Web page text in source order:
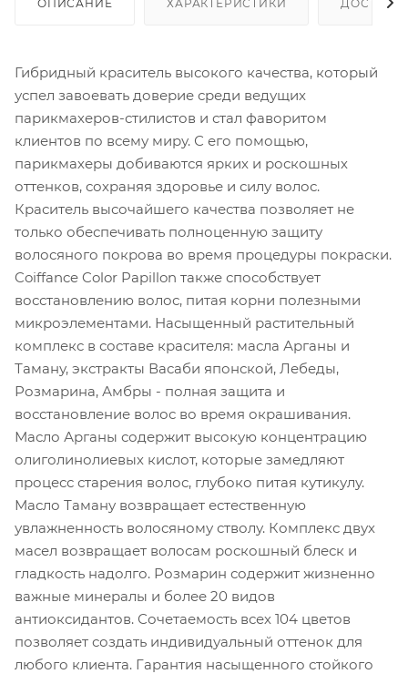
ОПИСАНИЕ ХАРАКТЕРИСТИКИ
Гибридный краситель высокого качества, который
успел завоевать доверие среди ведущих
парикмахеров-стилистов и стал фаворитом
клиентов по всему миру. С его помощью,
парикмахеры добиваются ярких и роскошных
оттенков, сохраняя здоровье и силу волос.
Краситель высочайшего качества позволяет не
только обеспечивать полноценную защиту
волосяного покрова во время процедуры покраски.
Coiffance Color Papillon также способствует
восстановлению волос, питая корни полезными
микроэлементами. Насыщенный растительный
комплекс в составе красителя: масла Арганы и
Таману, экстракты Васаби японской, Лебеды,
Розмарина, Амбры - полная защита и
восстановление волос во время окрашивания.
Масло Арганы содержит высокую концентрацию
олиголинолиевых кислот, которые замедляют
процесс старения волос, глубоко питая кутикулу.
Масло Таману возвращает естественную
увлажненность волосяному стволу. Комплекс двух
масел возвращает волосам роскошный блеск и
гладкость надолго. Розмарин содержит жизненно
важные минералы и более 20 видов
антиоксидантов. Сочетаемость всех 104 цветов
позволяет создать индивидуальный оттенок для
любого клиента. Гарантия насыщенного стойкого